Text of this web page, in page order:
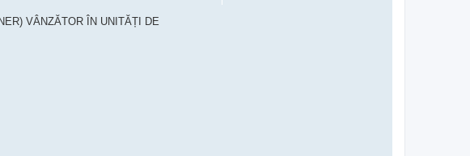
VÂNZĂTOR ÎN UNITĂȚI DE